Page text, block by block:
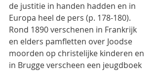
de justitie in handen hadden en in
Europa heel de pers (p. 178-180).
Rond 1890 verschenen in Frankrijk
en elders pamfletten over Joodse
moorden op christelijke kinderen en
in Brugge verscheen een jeugdboek